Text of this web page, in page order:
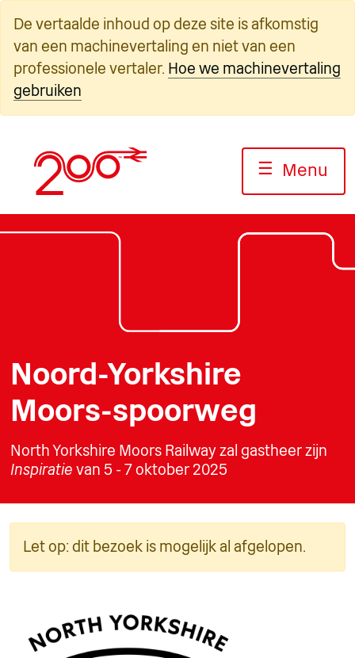
naar
inhoud
De vertaalde inhoud op deze site is afkomstig
van een machinevertaling en niet van een
professionele vertaler. Hoe we machinevertaling
gebruiken
☰ Menu
Noord-Yorkshire
Moors-spoorweg
North Yorkshire Moors Railway zal gastheer zijn
Inspiratie van 5 - 7 oktober 2025
Let op: dit bezoek is mogelijk al afgelopen.